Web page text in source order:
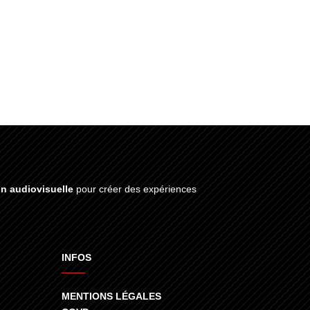
audiovisuelle pour créer des expériences
INFOS
MENTIONS LÉGALES